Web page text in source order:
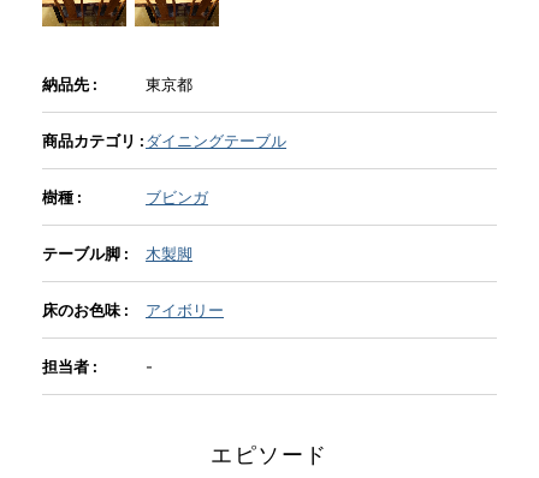
新入荷情報
納品事例
INFORMATION
MOKUBA CHANNEL
納品先 : 東京都
商品カテゴリ :ダイニングテーブル
樹種 : ブビンガ
テーブル脚 : 木製脚
床のお色味 : アイボリー
担当者 : -
エピソード